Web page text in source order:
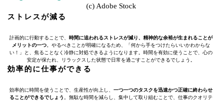
(c) Adobe Stock
ストレスが減る
計画的に行動することで、 時間に追われるストレスが減り、精神的な余裕が生まれることが
メリットの一つ 。やるべきことが明確になるため、「何から手をつけたらいいかわからな
い！」と、焦ることなく冷静に対処できるようになります。時間を有効に使うことで、心の
安定が保たれ、リラックスした状態で日常を過ごすことができるでしょう。
効率的に仕事ができる
効率的に時間を使うことで、生産性が向上し、 一つ一つのタスクを迅速かつ正確に終わらせ
ることができるでしょう
。無駄な時間を減らし、集中して取り組むことで、仕事のクオリテ